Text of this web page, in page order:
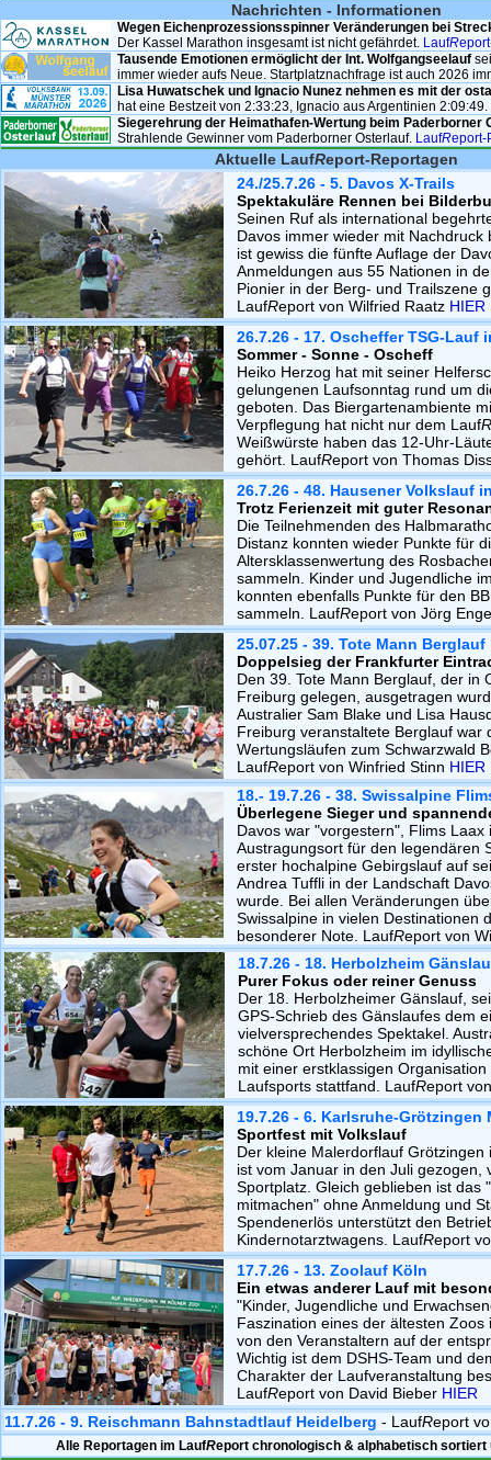
Nachrichten - Informationen
Wegen Eichenprozessionsspinner Veränderungen bei
Der Kassel Marathon insgesamt ist nicht gefährdet. LaufR
Tausende Emotionen ermöglicht der Int. Wolfgangseelauf
immer wieder aufs Neue. Startplatznachfrage ist auch 2026
Lisa Huwatschek und Ignacio Nunez nehmen es mit der
hat eine Bestzeit von 2:33:23, Ignacio aus Argentinien 2:09:49.
Siegerehrung der Heimathafen-Wertung beim Paderborner
Strahlende Gewinner vom Paderborner Osterlauf. LaufReport-
Aktuelle LaufReport-Reportagen
24./25.7.26 - 5. Davos X-Trails
Spektakuläre Rennen bei
Seinen Ruf als international
Davos immer wieder mit Nachdruck
ist gewiss die fünfte Auflage der
Anmeldungen aus 55 Nationen in
Pionier in der Berg- und Trailszene
LaufReport von Wilfried Raatz HIER
26.7.26 - 17. Oscheffer TSG-Lauf
Sommer - Sonne - Oscheff
Heiko Herzog hat mit seiner
gelungenen Laufsonntag rund um
geboten. Das Biergartenambiente
Verpflegung hat nicht nur dem LaufR
Weißwürste haben das 12-Uhr-
gehört. LaufReport von Thomas
26.7.26 - 48. Hausener Volkslauf
Trotz Ferienzeit mit guter
Die Teilnehmenden des
Distanz konnten wieder Punkte für
Altersklassenwertung des
sammeln. Kinder und Jugendliche
konnten ebenfalls Punkte für den
sammeln. LaufReport von Jörg
25.07.25 - 39. Tote Mann
Doppelsieg der Frankfurter
Den 39. Tote Mann Berglauf, der in
Freiburg gelegen, ausgetragen
Australier Sam Blake und Lisa
Freiburg veranstaltete Berglauf war
Wertungsläufen zum Schwarzwald
LaufReport von Winfried Stinn HIER
18.- 19.7.26 - 38. Swissalpine
Überlegene Sieger und
Davos war "vorgestern", Flims
Austragungsort für den legendären
erster hochalpine Gebirgslauf auf
Andrea Tuffli in der Landschaft
wurde. Bei allen Veränderungen
Swissalpine in vielen Destinationen
besonderer Note. LaufReport von
18.7.26 - 18. Herbolzheim
Purer Fokus oder reiner Genuss
Der 18. Herbolzheimer Gänslauf,
GPS-Schrieb des Gänslaufes dem
vielversprechendes Spektakel.
schöne Ort Herbolzheim im
mit einer erstklassigen
Laufsports stattfand. LaufReport
19.7.26 - 6. Karlsruhe-Grötzingen
Sportfest mit Volkslauf
Der kleine Malerdorflauf
ist vom Januar in den Juli gezogen,
Sportplatz. Gleich geblieben ist das
mitmachen" ohne Anmeldung und
Spendenerlös unterstützt den
Kindernotarztwagens. LaufReport
17.7.26 - 13. Zoolauf Köln
Ein etwas anderer Lauf mit
"Kinder, Jugendliche und
Faszination eines der ältesten
von den Veranstaltern auf der
Wichtig ist dem DSHS-Team und
Charakter der Laufveranstaltung
LaufReport von David Bieber HIER
11.7.26 - 9. Reischmann Bahnstadtlauf Heidelberg - LaufReport
Alle Reportagen im LaufReport chronologisch & alphabetisch